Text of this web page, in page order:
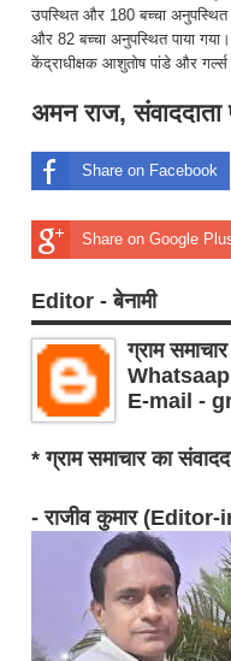
उपस्थित और 180 बच्चा अनुपस्थित
और 82 बच्चा अनुपस्थित पाया
केंद्राधीक्षक आशुतोष पांडे और
अमन राज, संवाददाता
Share on Facebook
Share on Google
Editor - बेनामी
ग्राम
E-mail -
* ग्राम समाचार का
- राजीव कुमार